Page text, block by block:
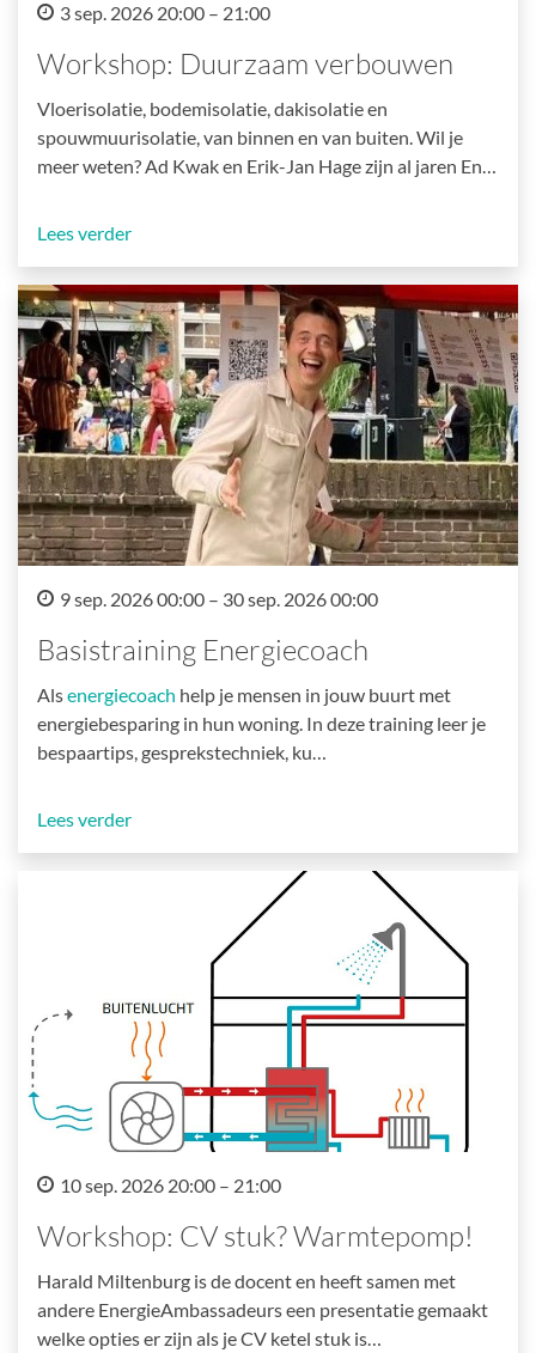
3 sep. 2026 20:00 – 21:00
Workshop: Duurzaam verbouwen
Vloerisolatie, bodemisolatie, dakisolatie en
spouwmuurisolatie, van binnen en van buiten. Wil je
meer weten? Ad Kwak en Erik-Jan Hage zijn al jaren En…
Lees verder
9 sep. 2026 00:00 – 30 sep. 2026 00:00
Basistraining Energiecoach
Alsenergiecoach help je mensen in jouw buurt met
energiebesparing in hun woning. In deze training leer je
bespaartips, gesprekstechniek, ku…
Lees verder
10 sep. 2026 20:00 – 21:00
Workshop: CV stuk? Warmtepomp!
Harald Miltenburg is de docent en heeft samen met
andere EnergieAmbassadeurs een presentatie gemaakt
welke opties er zijn als je CV ketel stuk is…